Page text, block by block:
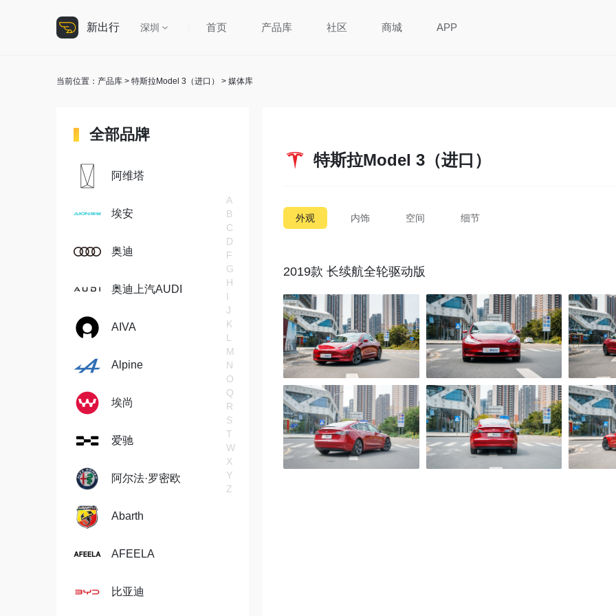
新出行 深圳 首页 产品库 社区 商城 APP
当前位置： 产品库 > 特斯拉Model 3（进口） > 媒体库
全部品牌
A
B
C
D
F
G
H
I
J
K
L
M
N
O
Q
R
S
T
W
X
Y
Z
阿维塔
埃安
奥迪
奥迪上汽AUDI
AIVA
Alpine
埃尚
爱驰
阿尔法·罗密欧
Abarth
AFEELA
比亚迪
特斯拉Model 3（进口）
外观 内饰 空间 细节
2019款 长续航全轮驱动版